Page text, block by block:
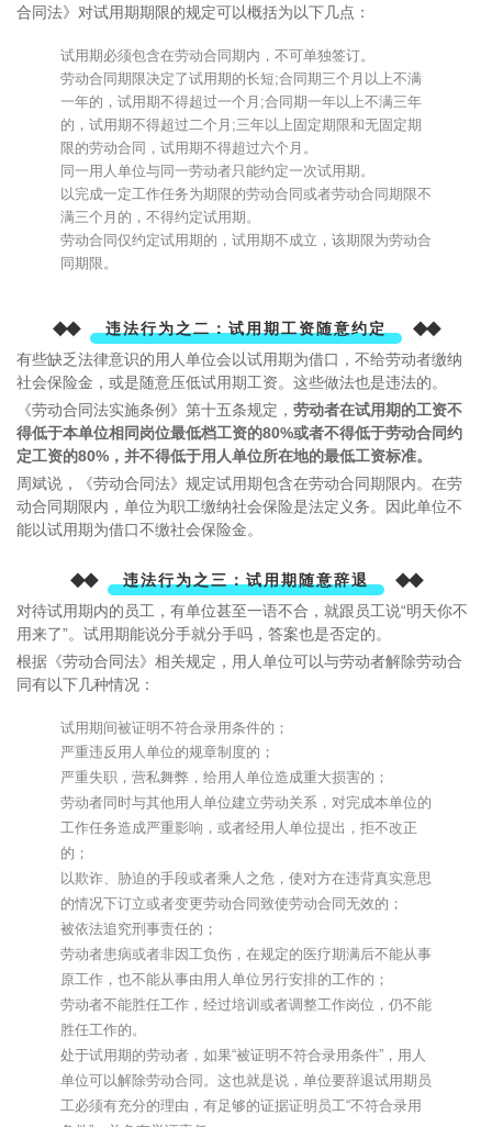
合同法》对试用期期限的规定可以概括为以下几点：
试用期必须包含在劳动合同期内，不可单独签订。
劳动合同期限决定了试用期的长短;合同期三个月以上不满
一年的，试用期不得超过一个月;合同期一年以上不满三年
的，试用期不得超过二个月;三年以上固定期限和无固定期
限的劳动合同，试用期不得超过六个月。
同一用人单位与同一劳动者只能约定一次试用期。
以完成一定工作任务为期限的劳动合同或者劳动合同期限不
满三个月的，不得约定试用期。
劳动合同仅约定试用期的，试用期不成立，该期限为劳动合
同期限。
◆◆ 违法行为之二：试用期工资随意约定 ◆◆
有些缺乏法律意识的用人单位会以试用期为借口，不给劳动者缴纳
社会保险金，或是随意压低试用期工资。这些做法也是违法的。
《劳动合同法实施条例》第十五条规定， 劳动者在试用期的工资不
得低于本单位相同岗位最低档工资的80%或者不得低于劳动合同约
定工资的80%，并不得低于用人单位所在地的最低工资标准。
周斌说，《劳动合同法》规定试用期包含在劳动合同期限内。在劳
动合同期限内，单位为职工缴纳社会保险是法定义务。因此单位不
能以试用期为借口不缴社会保险金。
◆◆ 违法行为之三：试用期随意辞退 ◆◆
对待试用期内的员工，有单位甚至一语不合，就跟员工说“明天你不
用来了”。试用期能说分手就分手吗，答案也是否定的。
根据《劳动合同法》相关规定，用人单位可以与劳动者解除劳动合
同有以下几种情况：
试用期间被证明不符合录用条件的；
严重违反用人单位的规章制度的；
严重失职，营私舞弊，给用人单位造成重大损害的；
劳动者同时与其他用人单位建立劳动关系，对完成本单位的
工作任务造成严重影响，或者经用人单位提出，拒不改正
的；
以欺诈、胁迫的手段或者乘人之危，使对方在违背真实意思
的情况下订立或者变更劳动合同致使劳动合同无效的；
被依法追究刑事责任的；
劳动者患病或者非因工负伤，在规定的医疗期满后不能从事
原工作，也不能从事由用人单位另行安排的工作的；
劳动者不能胜任工作，经过培训或者调整工作岗位，仍不能
胜任工作的。
处于试用期的劳动者，如果“被证明不符合录用条件”，用人
单位可以解除劳动合同。这也就是说，单位要辞退试用期员
工必须有充分的理由，有足够的证据证明员工“不符合录用